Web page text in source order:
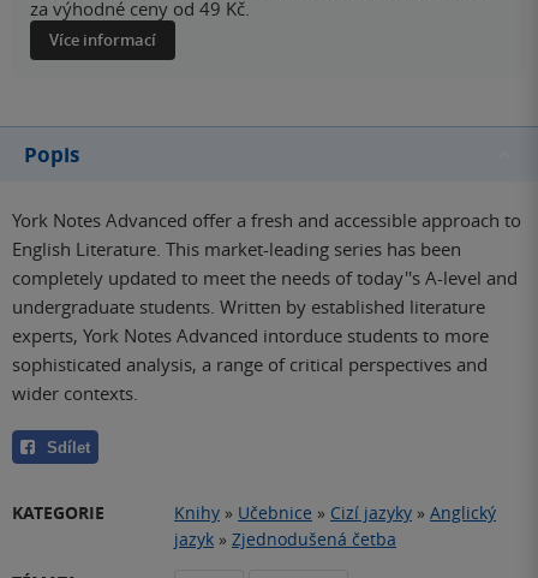
za výhodné ceny od 49 Kč.
Více informací
Popis
York Notes Advanced offer a fresh and accessible approach to
English Literature. This market-leading series has been
completely updated to meet the needs of today''s A-level and
undergraduate students. Written by established literature
experts, York Notes Advanced intorduce students to more
sophisticated analysis, a range of critical perspectives and
wider contexts.
Sdílet
KATEGORIE Knihy » Učebnice » Cizí jazyky » Anglický
jazyk » Zjednodušená četba